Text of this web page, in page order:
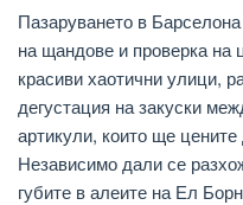
Пазаруването в
на щандове и проверка на
красиви хаотични улици,
дегустация на закуски
артикули, които ще
Независимо дали се
губите в алеите на Ел